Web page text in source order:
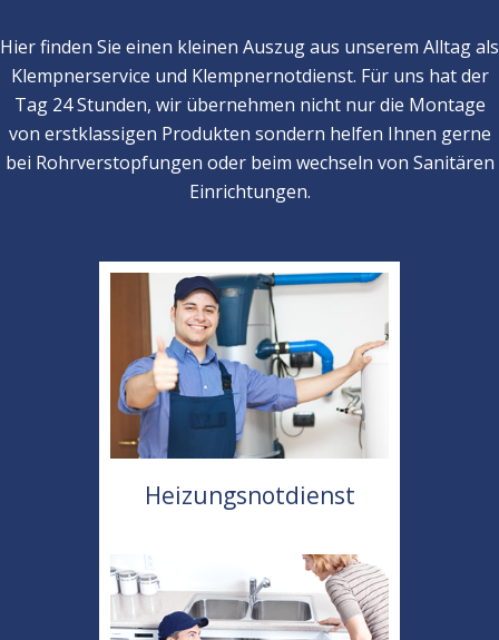
Hier finden Sie einen kleinen Auszug aus unserem Alltag als
Klempnerservice und Klempnernotdienst. Für uns hat der
Tag 24 Stunden, wir übernehmen nicht nur die Montage
von erstklassigen Produkten sondern helfen Ihnen gerne
bei Rohrverstopfungen oder beim wechseln von Sanitären
Einrichtungen.
Heizungsnotdienst